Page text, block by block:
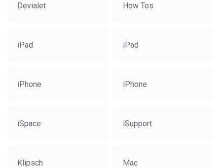
Devialet How Tos
iPad iPad
iPhone iPhone
iSpace iSupport
Klipsch Mac